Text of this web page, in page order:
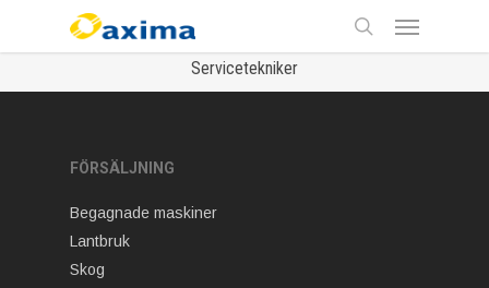
search
Menu
Servicetekniker
FÖRSÄLJNING
Begagnade maskiner
Lantbruk
Skog